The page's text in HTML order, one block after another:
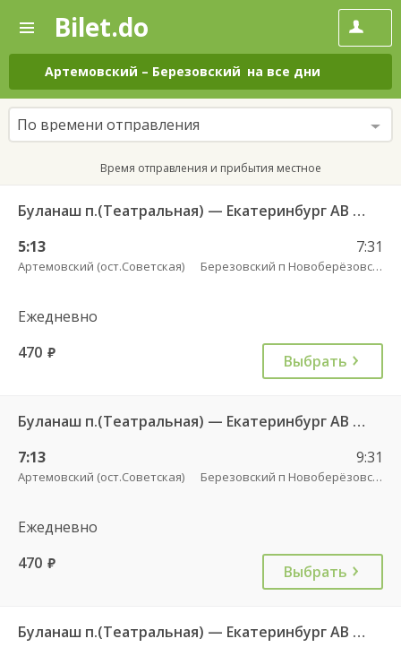
—
Поиск
и
покупка
билетов
на
автобус
онлайн
Bilet.do
Артемовский – Березовский на все дни
По времени отправления
Время отправления и прибытия местное
Буланаш п.(Театральная) — Екатеринбург АВ Северный 523
5:13
Артемовский (ост.Советская)
7:31
Березовский п Новоберёзовский
Ежедневно
470 руб. Выбрать
Буланаш п.(Театральная) — Екатеринбург АВ Северный 523
7:13
Артемовский (ост.Советская)
9:31
Березовский п Новоберёзовский
Ежедневно
470 руб. Выбрать
Буланаш п.(Театральная) — Екатеринбург АВ Северный 523